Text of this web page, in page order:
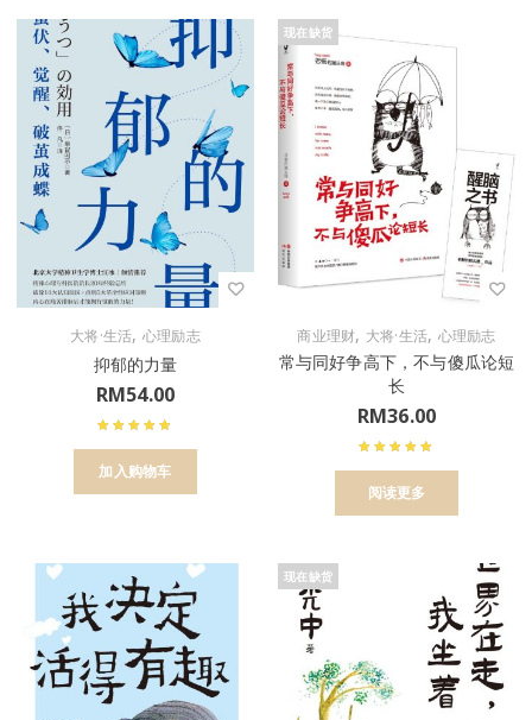
大将·生活, 心理励志
抑郁的力量
RM54.00
加入购物车
现在缺货
商业理财, 大将·生活, 心理励志
常与同好争高下，不与傻瓜论短
长
RM36.00
阅读更多
现在缺货